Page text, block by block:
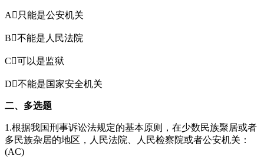
A只能是公安机关
B不能是人民法院
C可以是监狱
D不能是国家安全机关
二、多选题
1.根据我国刑事诉讼法规定的基本原则，在少数民族聚居或者
多民族杂居的地区，人民法院、人民检察院或者公安机关：
(AC)